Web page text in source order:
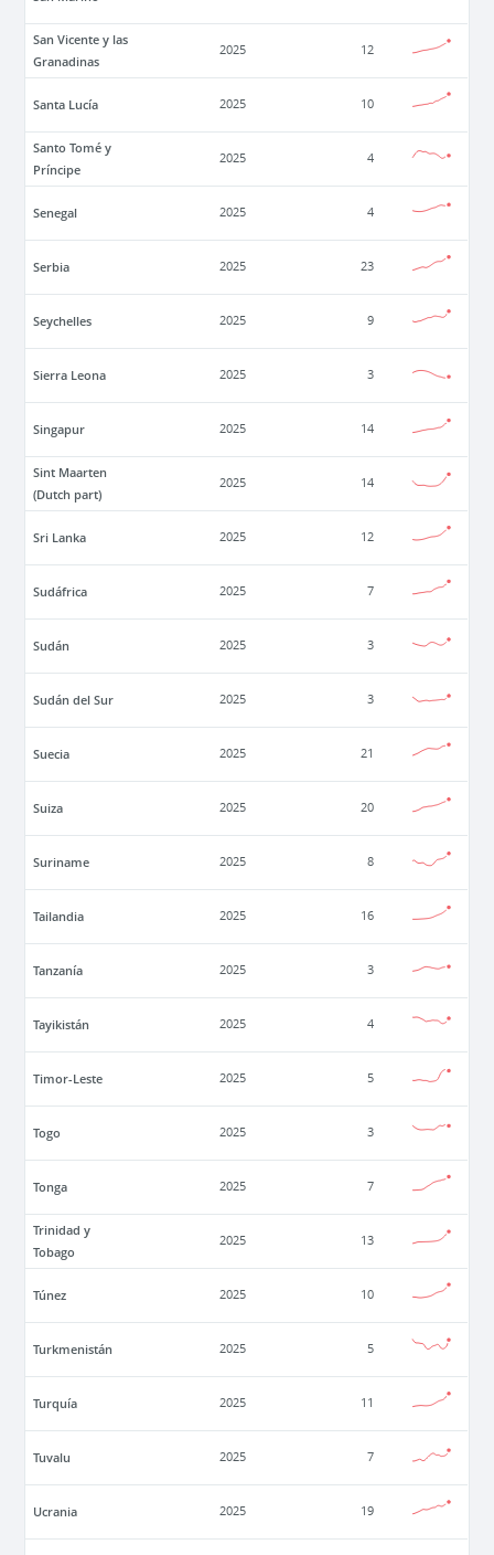
San Vicente y las
Granadinas
2025 12
Santa Lucía 2025 10
Santo Tomé y
Príncipe
2025 4
Senegal 2025 4
Serbia 2025 23
Seychelles 2025 9
Sierra Leona 2025 3
Singapur 2025 14
Sint Maarten
(Dutch part)
2025 14
Sri Lanka 2025 12
Sudáfrica 2025 7
Sudán 2025 3
Sudán del Sur 2025 3
Suecia 2025 21
Suiza 2025 20
Suriname 2025 8
Tailandia 2025 16
Tanzanía 2025 3
Tayikistán 2025 4
Timor-Leste 2025 5
Togo 2025 3
Tonga 2025 7
Trinidad y
Tobago
2025 13
Túnez 2025 10
Turkmenistán 2025 5
Turquía 2025 11
Tuvalu 2025 7
Ucrania 2025 19